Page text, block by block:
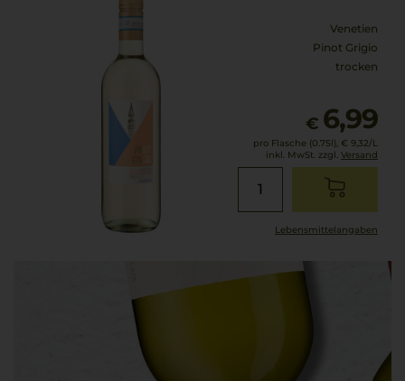
Venetien
Pinot Grigio
trocken
€ 6,99
pro Flasche (0.75l), € 9,32/L
inkl. MwSt. zzgl. Versand
Lebensmittel­angaben